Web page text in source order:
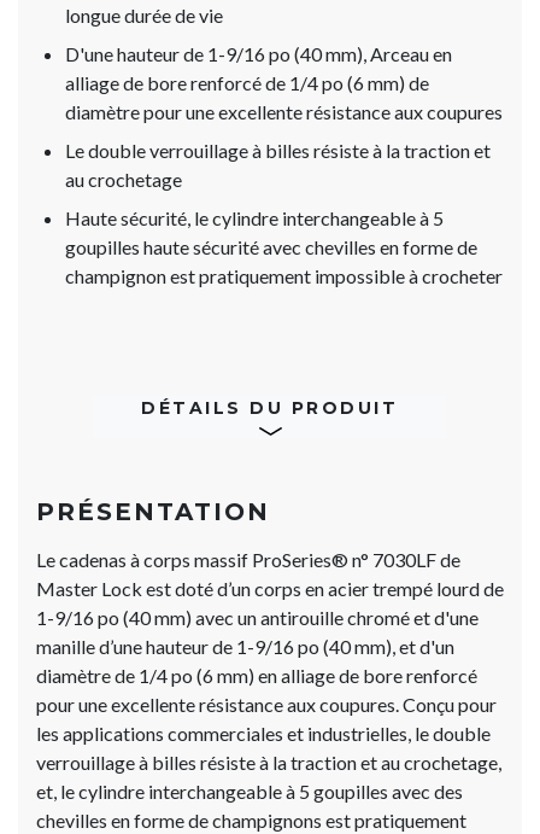
longue durée de vie
D'une hauteur de 1-9/16 po (40 mm), Arceau en
alliage de bore renforcé de 1/4 po (6 mm) de
diamètre pour une excellente résistance aux coupures
Le double verrouillage à billes résiste à la traction et
au crochetage
Haute sécurité, le cylindre interchangeable à 5
goupilles haute sécurité avec chevilles en forme de
champignon est pratiquement impossible à crocheter
DÉTAILS DU PRODUIT
PRÉSENTATION
Le cadenas à corps massif ProSeries® n° 7030LF de
Master Lock est doté d’un corps en acier trempé lourd de
1-9/16 po (40 mm) avec un antirouille chromé et d'une
manille d’une hauteur de 1-9/16 po (40 mm), et d'un
diamètre de 1/4 po (6 mm) en alliage de bore renforcé
pour une excellente résistance aux coupures. Conçu pour
les applications commerciales et industrielles, le double
verrouillage à billes résiste à la traction et au crochetage,
et, le cylindre interchangeable à 5 goupilles avec des
chevilles en forme de champignons est pratiquement